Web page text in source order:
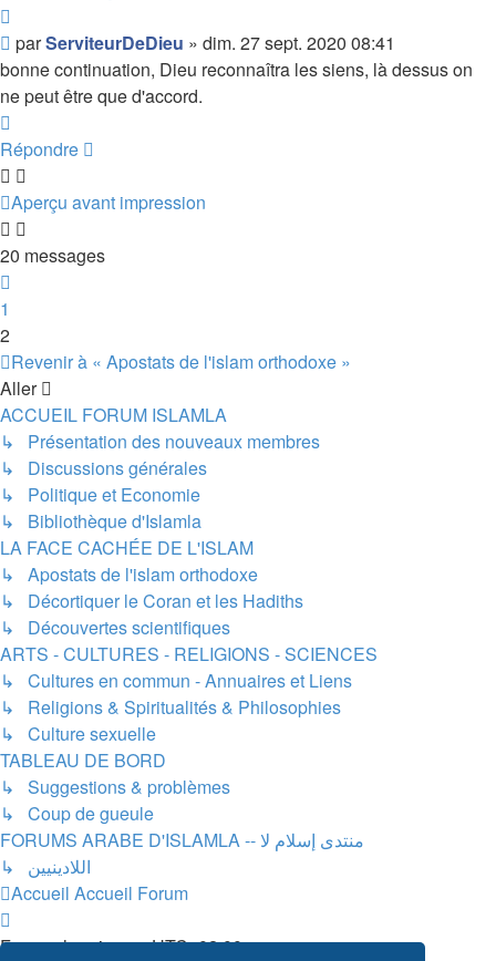
Message
non
lu
parServiteurDeDieu » dim. 27 sept. 2020 08:41
bonne continuation, Dieu reconnaîtra les siens, là dessus on
ne peut être que d'accord.
Répondre
Aperçu avant impression
20 messages
1
2
Revenir à « Apostats de l'islam orthodoxe »
Aller
ACCUEIL FORUM ISLAMLA
↳ Présentation des nouveaux membres
↳ Discussions générales
↳ Politique et Economie
↳ Bibliothèque d'Islamla
LA FACE CACHÉE DE L'ISLAM
↳ Apostats de l'islam orthodoxe
↳ Décortiquer le Coran et les Hadiths
↳ Découvertes scientifiques
ARTS - CULTURES - RELIGIONS - SCIENCES
↳ Cultures en commun - Annuaires et Liens
↳ Religions & Spiritualités & Philosophies
↳ Culture sexuelle
TABLEAU DE BORD
↳ Suggestions & problèmes
↳ Coup de gueule
FORUMS ARABE D'ISLAMLA -- منتدى إسلام لا
↳ اللادينيين
Accueil Accueil Forum
Fuseau horaire surUTC+02:00